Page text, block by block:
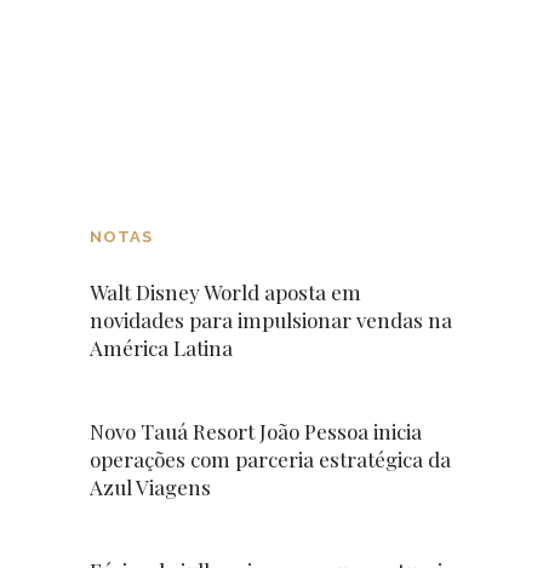
NOTAS
Walt Disney World aposta em
novidades para impulsionar vendas na
América Latina
Novo Tauá Resort João Pessoa inicia
operações com parceria estratégica da
Azul Viagens